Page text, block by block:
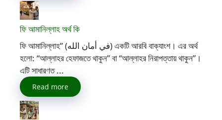
ফি আমানিল্লাহ অর্থ কি
ফি আমানিল্লাহ” (في أمان الله) একটি আরবি বাক্যাংশ। এর অর্থ
হলো: “আল্লাহর হেফাজতে থাকুন” বা “আল্লাহর নিরাপত্তায় থাকুন”।
এটি সাধারণত ...
Read more